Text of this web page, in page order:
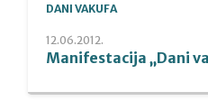
DANI VAKUFA
12.06.2012.
Manifestacija „Dani